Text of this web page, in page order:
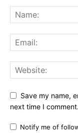
Save my name,
next time I comment.
Notify me of